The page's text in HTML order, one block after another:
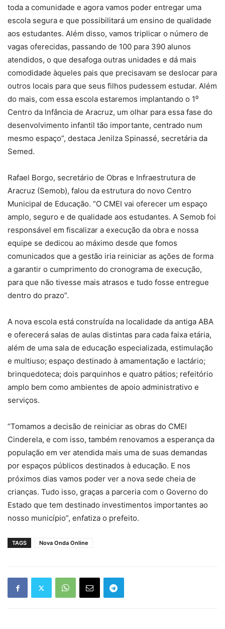
toda a comunidade e agora vamos poder entregar uma
escola segura e que possibilitará um ensino de qualidade
aos estudantes. Além disso, vamos triplicar o número de
vagas oferecidas, passando de 100 para 390 alunos
atendidos, o que desafoga outras unidades e dá mais
comodidade àqueles pais que precisavam se deslocar para
outros locais para que seus filhos pudessem estudar. Além
do mais, com essa escola estaremos implantando o 1⁰
Centro da Infância de Aracruz, um olhar para essa fase do
desenvolvimento infantil tão importante, centrado num
mesmo espaço”, destaca Jenilza Spinassé, secretária da
Semed.
Rafael Borgo, secretário de Obras e Infraestrutura de
Aracruz (Semob), falou da estrutura do novo Centro
Municipal de Educação. “O CMEI vai oferecer um espaço
amplo, seguro e de qualidade aos estudantes. A Semob foi
responsável em fiscalizar a execução da obra e nossa
equipe se dedicou ao máximo desde que fomos
comunicados que a gestão iria reiniciar as ações de forma
a garantir o cumprimento do cronograma de execução,
para que não tivesse mais atrasos e tudo fosse entregue
dentro do prazo”.
A nova escola está construída na localidade da antiga ABA
e oferecerá salas de aulas distintas para cada faixa etária,
além de uma sala de educação especializada, estimulação
e multiuso; espaço destinado à amamentação e lactário;
brinquedoteca; dois parquinhos e quatro pátios; refeitório
amplo bem como ambientes de apoio administrativo e
serviços.
“Tomamos a decisão de reiniciar as obras do CMEI
Cinderela, e com isso, também renovamos a esperança da
população em ver atendida mais uma de suas demandas
por espaços públicos destinados à educação. E nos
próximos dias vamos poder ver a nova sede cheia de
crianças. Tudo isso, graças a parceria com o Governo do
Estado que tem destinado investimentos importantes ao
nosso município”, enfatiza o prefeito.
TAGS Nova Onda Online